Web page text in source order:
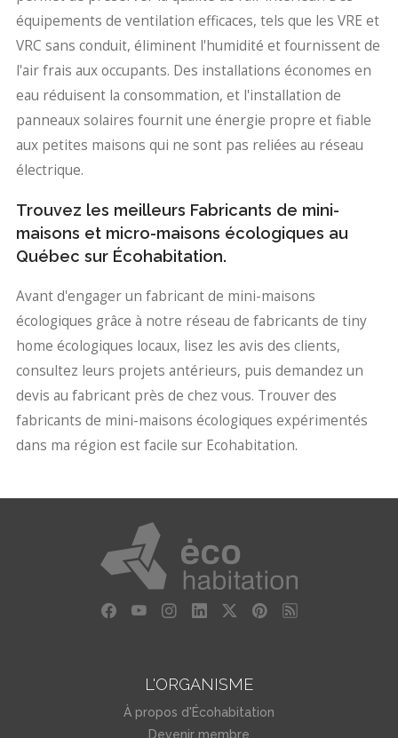
équipements de ventilation efficaces, tels que les VRE et
VRC sans conduit, éliminent l'humidité et fournissent de
l'air frais aux occupants. Des installations économes en
eau réduisent la consommation, et l'installation de
panneaux solaires fournit une énergie propre et fiable
aux petites maisons qui ne sont pas reliées au réseau
électrique.
Trouvez les meilleurs Fabricants de mini-
maisons et micro-maisons écologiques au
Québec sur Écohabitation.
Avant d'engager un fabricant de mini-maisons
écologiques grâce à notre réseau de fabricants de tiny
home écologiques locaux, lisez les avis des clients,
consultez leurs projets antérieurs, puis demandez un
devis au fabricant près de chez vous. Trouver des
fabricants de mini-maisons écologiques expérimentés
dans ma région est facile sur Ecohabitation.
L'ORGANISME
À propos d'Écohabitation
Devenir membre